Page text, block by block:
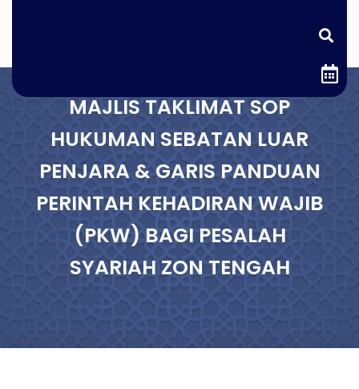
MAJLIS TAKLIMAT SOP
HUKUMAN SEBATAN LUAR
PENJARA & GARIS PANDUAN
PERINTAH KEHADIRAN WAJIB
(PKW) BAGI PESALAH
SYARIAH ZON TENGAH